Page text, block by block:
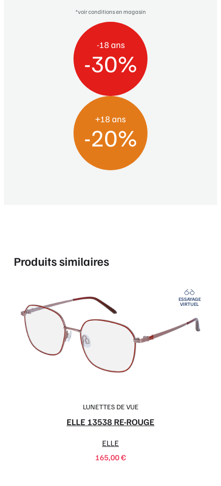
*voir conditions en magasin
-18 ans
-30%
+18 ans
-20%
Produits similaires
LUNETTES DE VUE
ELLE 13538 RE-ROUGE
ELLE
165,00€
ESSAYAGE
VIRTUEL